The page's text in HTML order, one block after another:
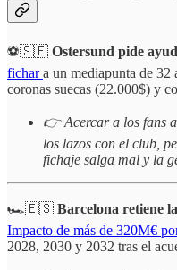
⚽🇸🇪 Ostersund pide
fichara un mediapunta de 32
coronas suecas (22.000$) y
👉 Acercar a los fans
los lazos con el club,
fichaje salga mal y la
🏎️🇪🇸 Barcelona retiene
Impacto de más de 320M€
2028, 2030 y 2032 tras el